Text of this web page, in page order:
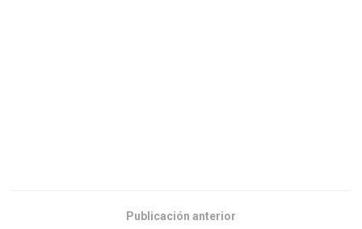
Publicación anterior